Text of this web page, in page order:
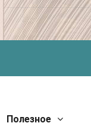
Полезное